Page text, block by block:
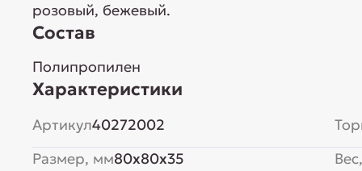
розовый, бежевый.
Состав
Полипропилен
Характеристики
Артикул40272002
Размер, мм80x80x35